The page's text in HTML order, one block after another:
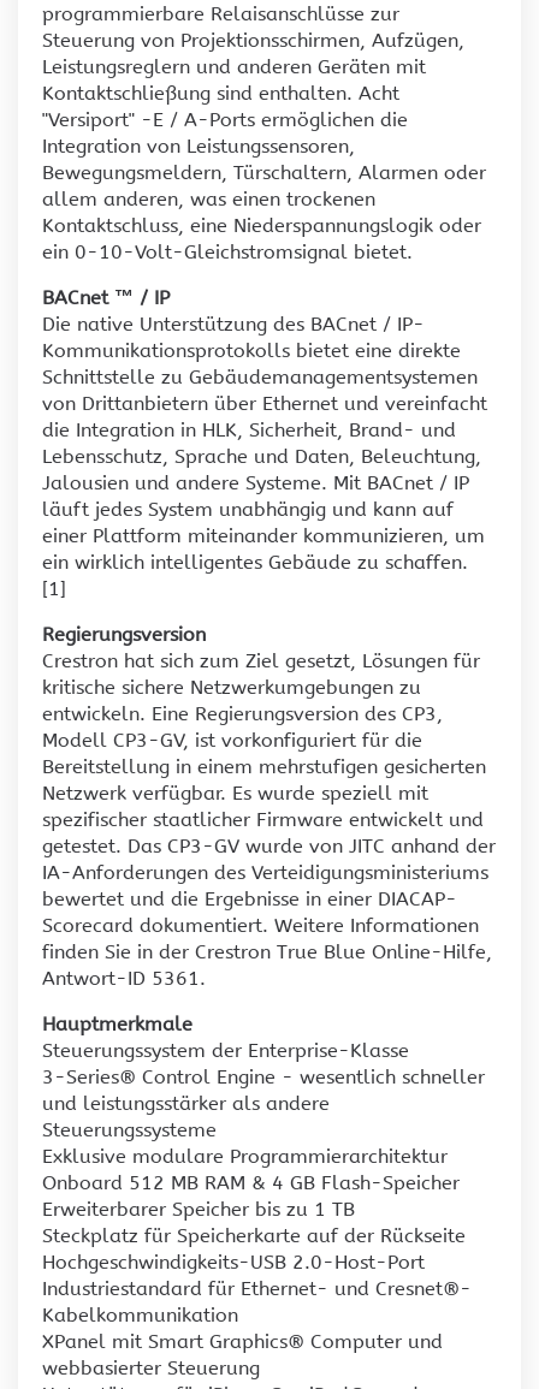
programmierbare Relaisanschlüsse zur
Steuerung von Projektionsschirmen, Aufzügen,
Leistungsreglern und anderen Geräten mit
Kontaktschließung sind enthalten. Acht
"Versiport" -E / A-Ports ermöglichen die
Integration von Leistungssensoren,
Bewegungsmeldern, Türschaltern, Alarmen oder
allem anderen, was einen trockenen
Kontaktschluss, eine Niederspannungslogik oder
ein 0-10-Volt-Gleichstromsignal bietet.
BACnet ™ / IP
Die native Unterstützung des BACnet / IP-
Kommunikationsprotokolls bietet eine direkte
Schnittstelle zu Gebäudemanagementsystemen
von Drittanbietern über Ethernet und vereinfacht
die Integration in HLK, Sicherheit, Brand- und
Lebensschutz, Sprache und Daten, Beleuchtung,
Jalousien und andere Systeme. Mit BACnet / IP
läuft jedes System unabhängig und kann auf
einer Plattform miteinander kommunizieren, um
ein wirklich intelligentes Gebäude zu schaffen.
[1]
Regierungsversion
Crestron hat sich zum Ziel gesetzt, Lösungen für
kritische sichere Netzwerkumgebungen zu
entwickeln. Eine Regierungsversion des CP3,
Modell CP3-GV, ist vorkonfiguriert für die
Bereitstellung in einem mehrstufigen gesicherten
Netzwerk verfügbar. Es wurde speziell mit
spezifischer staatlicher Firmware entwickelt und
getestet. Das CP3-GV wurde von JITC anhand der
IA-Anforderungen des Verteidigungsministeriums
bewertet und die Ergebnisse in einer DIACAP-
Scorecard dokumentiert. Weitere Informationen
finden Sie in der Crestron True Blue Online-Hilfe,
Antwort-ID 5361.
Hauptmerkmale
Steuerungssystem der Enterprise-Klasse
3-Series® Control Engine - wesentlich schneller
und leistungsstärker als andere
Steuerungssysteme
Exklusive modulare Programmierarchitektur
Onboard 512 MB RAM & 4 GB Flash-Speicher
Erweiterbarer Speicher bis zu 1 TB
Steckplatz für Speicherkarte auf der Rückseite
Hochgeschwindigkeits-USB 2.0-Host-Port
Industriestandard für Ethernet- und Cresnet®-
Kabelkommunikation
XPanel mit Smart Graphics® Computer und
webbasierter Steuerung